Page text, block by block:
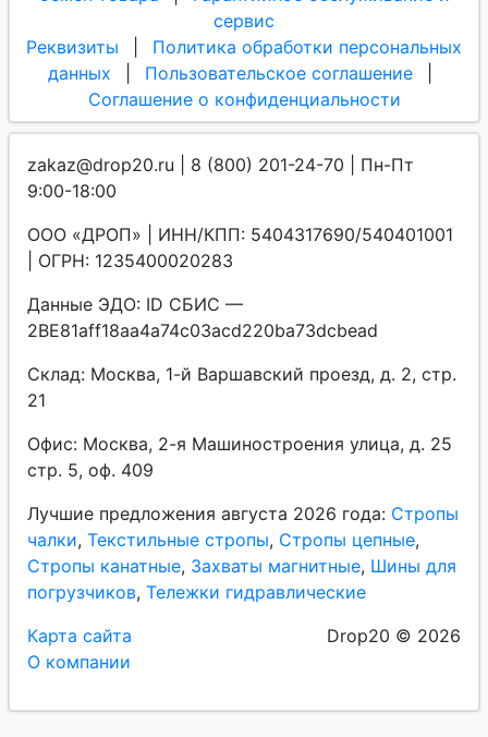
сервис
Реквизиты
Политика обработки персональных
данных
Пользовательское соглашение
Соглашение о конфиденциальности
zakaz@drop20.ru | 8 (800) 201-24-70 | Пн-Пт
9:00-18:00
ООО «ДРОП» | ИНН/КПП: 5404317690/540401001
| ОГРН: 1235400020283
Данные ЭДО: ID СБИС —
2BE81aff18aa4a74c03acd220ba73dcbead
Склад: Москва, 1-й Варшавский проезд, д. 2, стр.
21
Офис: Москва, 2-я Машиностроения улица, д. 25
стр. 5, оф. 409
Лучшие предложения августа 2026 года: Стропы
чалки, Текстильные стропы, Стропы цепные,
Стропы канатные, Захваты магнитные, Шины для
погрузчиков, Тележки гидравлические
Карта сайта
О компании
Drop20 © 2026